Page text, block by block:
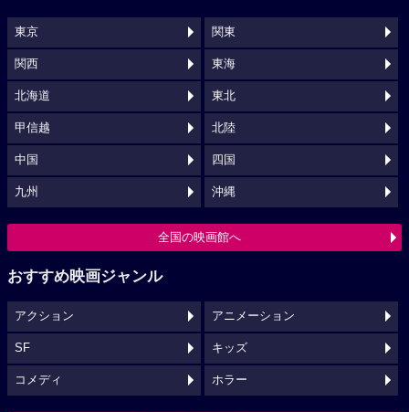
東京 関東
関西 東海
北海道 東北
甲信越 北陸
中国 四国
九州 沖縄
全国の映画館へ
おすすめ映画ジャンル
アクション アニメーション
SF キッズ
コメディ ホラー